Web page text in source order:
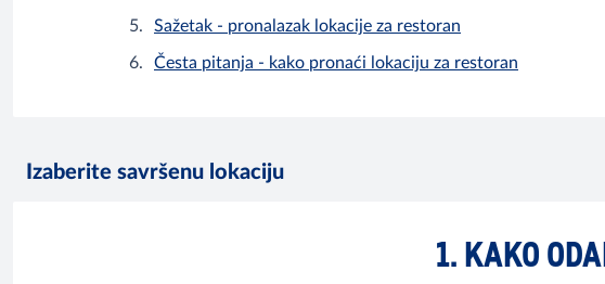
Sažetak - pronalazak lokacije za restoran
Česta pitanja - kako pronaći lokaciju za restoran
Izaberite savršenu lokaciju
1. KAKO